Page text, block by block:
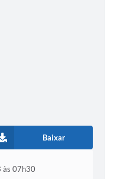
Baixar
07h30